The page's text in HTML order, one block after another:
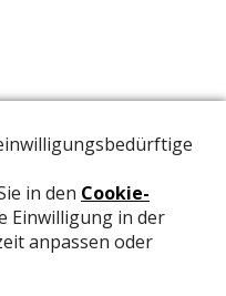
Papeterien informiert